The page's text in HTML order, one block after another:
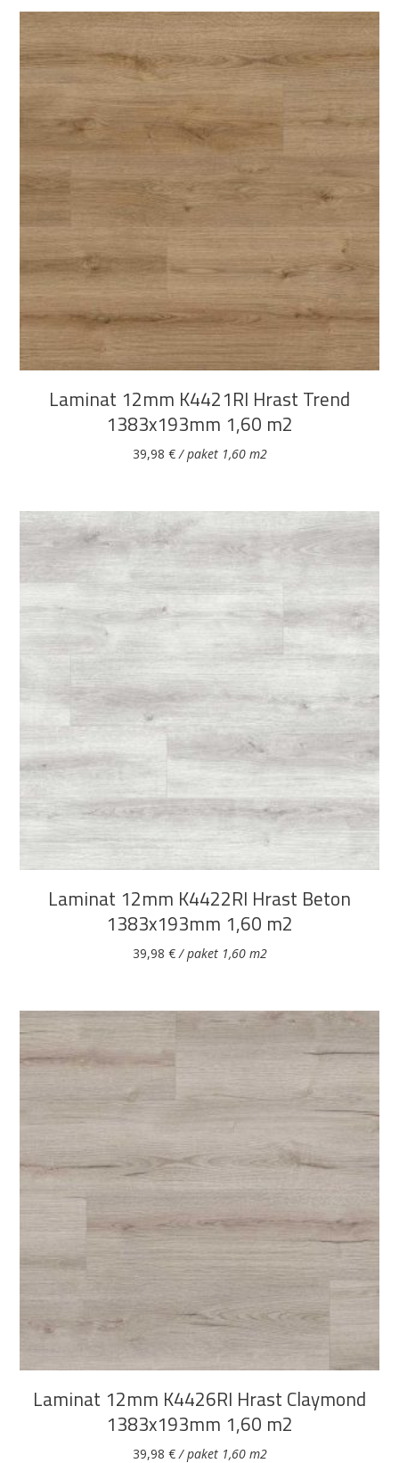
DODAJ U KOŠARICU
Laminat 12mm K4421RI Hrast Trend
1383x193mm 1,60 m2
39,98 €/ paket 1,60 m2
DODAJ U KOŠARICU
Laminat 12mm K4422RI Hrast Beton
1383x193mm 1,60 m2
39,98 €/ paket 1,60 m2
DODAJ U KOŠARICU
Laminat 12mm K4426RI Hrast Claymond
1383x193mm 1,60 m2
39,98 €/ paket 1,60 m2